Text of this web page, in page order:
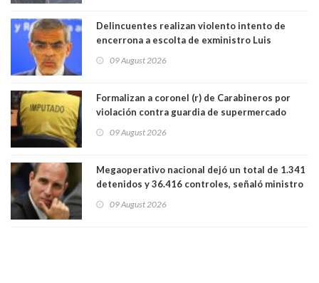
Delincuentes realizan violento intento de
encerrona a escolta de exministro Luis
Lo Espejo
09 August 2026
Formalizan a coronel (r) de Carabineros por
violación contra guardia de supermercado
09 August 2026
Megaoperativo nacional dejó un total de 1.341
detenidos y 36.416 controles, señaló ministro
09 August 2026